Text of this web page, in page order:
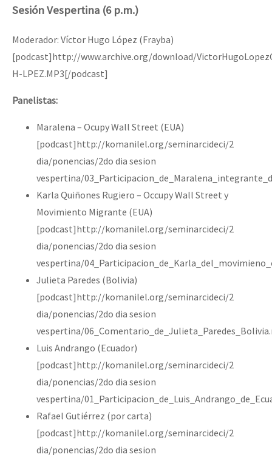
Sesión Vespertina (6 p.m.)
Moderador: Víctor Hugo López (Frayba)
[podcast]http://www.archive.org/download/
H-LPEZ.MP3[/podcast]
Panelistas:
Maralena – Ocupy Wall Street (EUA)
[podcast]http://komanilel.org/seminarcideci/2
dia/ponencias/2do dia sesion
vespertina/
Karla Quiñones Rugiero – Occupy Wall Street y
Movimiento Migrante (EUA)
[podcast]http://komanilel.org/seminarcideci/2
dia/ponencias/2do dia sesion
vespertina/
Julieta Paredes (Bolivia)
[podcast]http://komanilel.org/seminarcideci/2
dia/ponencias/2do dia sesion
vespertina/
Luis Andrango (Ecuador)
[podcast]http://komanilel.org/seminarcideci/2
dia/ponencias/2do dia sesion
vespertina/
Rafael Gutiérrez (por carta)
[podcast]http://komanilel.org/seminarcideci/2
dia/ponencias/2do dia sesion